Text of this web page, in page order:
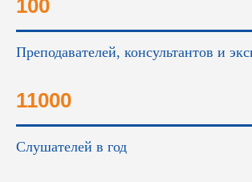
100
Преподавателей, консультантов и
11000
Слушателей в год